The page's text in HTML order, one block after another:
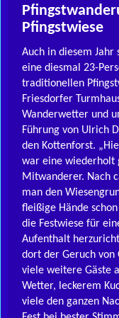
Pfingstwiese
Auch in diesem
eine diesmal 23-
traditionellen
Friesdorfer
Wanderwetter und
Führung von Ulrich
den Kottenforst.
war eine wiederholt
Mitwanderer. Nach
man den
fleißige Hände
die Festwiese für
Aufenthalt
dort der Geruch von
viele weitere Gäste
Wetter, leckerem
viele den ganzen